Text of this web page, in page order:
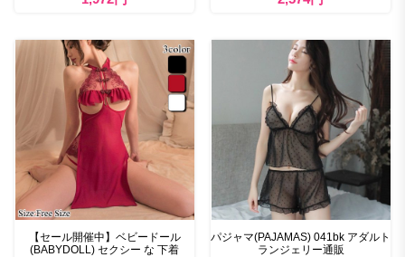
【セール開催中】ベビードール
(BABYDOLL) セクシー な 下着
パジャマ(PAJAMAS) 041bk アダルト
ランジェリー通販